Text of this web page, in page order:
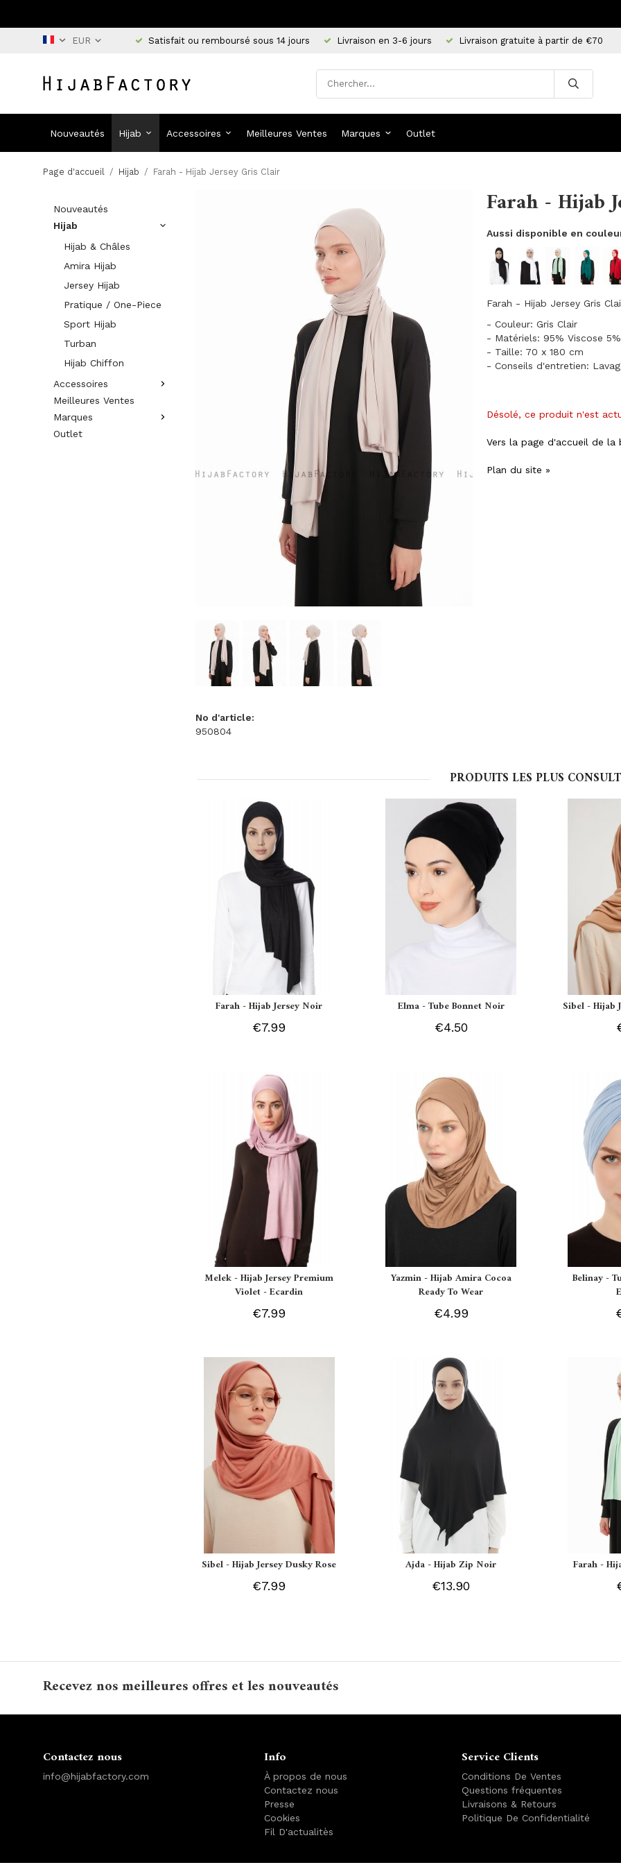
Satisfait ou remboursé sous 14 jours Livraison en 3-6 jours Livraison gratuite à partir de €70
Nouveautés Hijab Accessoires Meilleures Ventes Marques Outlet
Page d'accueil / Hijab / Farah - Hijab Jersey Gris Clair
Nouveautés
Hijab
Hijab & Châles
Amira Hijab
Jersey Hijab
Pratique / One-Piece
Sport Hijab
Turban
Hijab Chiffon
Accessoires
Meilleures Ventes
Marques
Outlet
Farah - Hijab
Aussi disponible en
Farah - Hijab Jersey Gris
- Couleur: Gris Clair
- Matériels: 95% Viscose
- Taille: 70 x 180 cm
- Conseils d'entretien:
Désolé, ce produit n'est
Vers la page d'accueil de la
Plan du site »
No d'article:
950804
PRODUITS LES PLUS
Farah - Hijab Jersey Noir
€7.99
Elma - Tube Bonnet Noir
€4.50
Sibel - Hijab
Melek - Hijab Jersey Premium
Violet - Ecardin
€7.99
Yazmin - Hijab Amira Cocoa
Ready To Wear
€4.99
Belinay -
Sibel - Hijab Jersey Dusky Rose
€7.99
Ajda - Hijab Zip Noir
€13.90
Farah -
Recevez nos meilleures offres et les nouveautés
Contactez nous
info@hijabfactory.com
Info
À propos de nous
Contactez nous
Presse
Cookies
Fil D'actualitès
Service Clients
Conditions De Ventes
Questions fréquentes
Livraisons & Retours
Politique De Confidentialité